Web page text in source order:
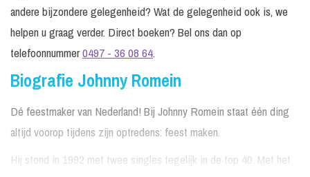
andere bijzondere gelegenheid? Wat de gelegenheid ook is, we
helpen u graag verder. Direct boeken? Bel ons dan op
telefoonnummer0497 - 36 08 64.
Biografie Johnny Romein
Dé feestmaker van Nederland! Bij Johnny Romein staat één ding
altijd voorop tijdens zijn optredens: feest maken.
Hij stond in 1992 met twee singles tegelijk in de top 40. Met het